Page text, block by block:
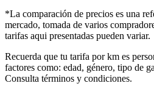
*La comparación de precios es una
mercado, tomada de varios
tarifas aqui presentadas pueden variar.
Recuerda que tu tarifa por km es
factores como: edad, género, tipo de
Consulta términos y condiciones.